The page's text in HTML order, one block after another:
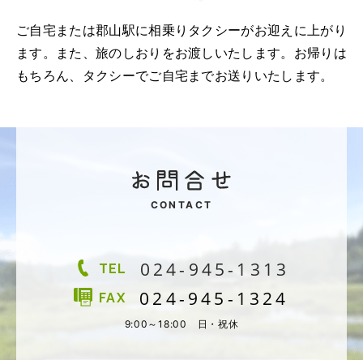
ご自宅または郡山駅に相乗りタクシーがお迎えに上がり
ます。また、旅のしおりをお渡しいたします。お帰りは
もちろん、タクシーでご自宅までお送りいたします。
CONTACT
TEL 024-945-1313
FAX 024-945-1324
9:00～18:00 日・祝休